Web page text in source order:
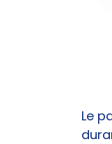
Le